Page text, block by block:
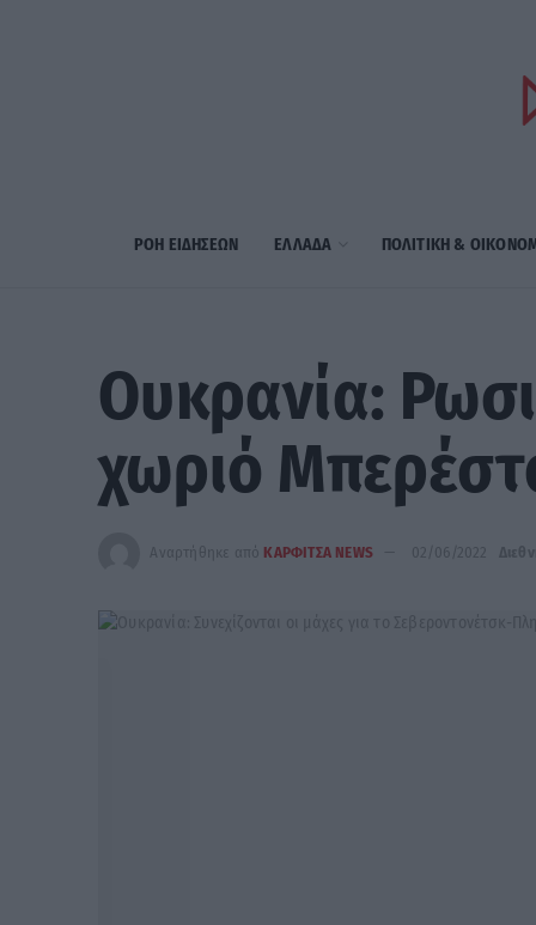
ΡΟΗ ΕΙΔΗΣΕΩΝ ΕΛΛΑΔΑ ΠΟΛΙΤΙΚΗ &
Ουκρανία:
χωριό
Αναρτήθηκε από ΚΑΡΦΙΤΣΑ NEWS 02/06/2022